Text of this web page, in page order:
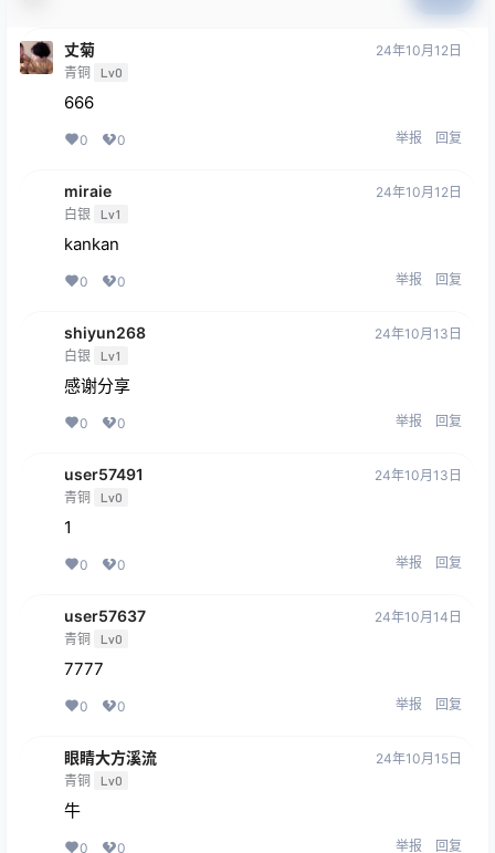
丈菊
青铜 Lv0
24年10月12日
666
0 0 举报 回复
miraie
白银 Lv1
24年10月12日
kankan
0 0 举报 回复
shiyun268
白银 Lv1
24年10月13日
感谢分享
0 0 举报 回复
user57491
青铜 Lv0
24年10月13日
1
0 0 举报 回复
user57637
青铜 Lv0
24年10月14日
7777
0 0 举报 回复
眼睛大方溪流
青铜 Lv0
24年10月15日
牛
0 0 举报 回复